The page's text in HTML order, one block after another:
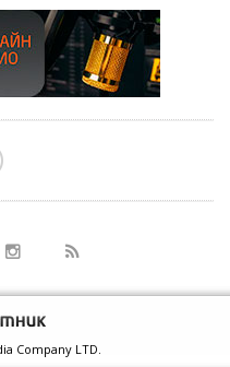
Company LTD.